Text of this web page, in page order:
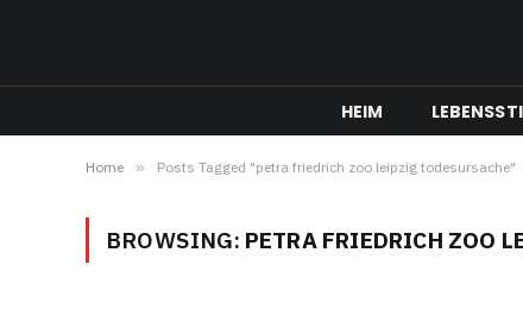
HEIM
Home » Posts Tagged "petra friedrich zoo leipzig todesursache"
BROWSING: PETRA FRIEDRICH ZOO